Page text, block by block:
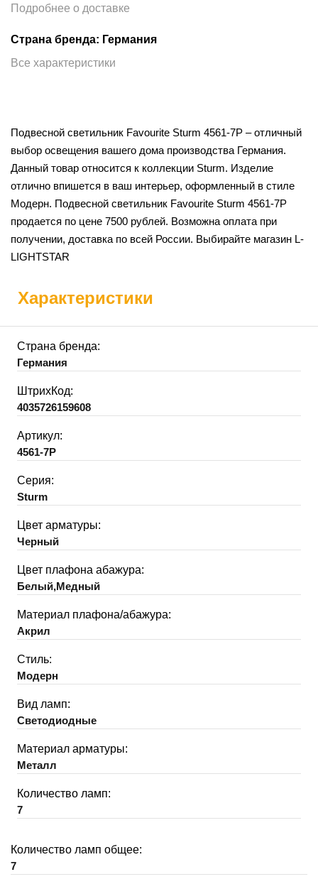
Подробнее о доставке
Страна бренда: Германия
Все характеристики
Подвесной светильник Favourite Sturm 4561-7P – отличный
выбор освещения вашего дома производства Германия.
Данный товар относится к коллекции Sturm. Изделие
отлично впишется в ваш интерьер, оформленный в стиле
Модерн. Подвесной светильник Favourite Sturm 4561-7P
продается по цене 7500 рублей. Возможна оплата при
получении, доставка по всей России. Выбирайте магазин L-
LIGHTSTAR
Характеристики
Страна бренда:
Германия
ШтрихКод:
4035726159608
Артикул:
4561-7P
Серия:
Sturm
Цвет арматуры:
Черный
Цвет плафона абажура:
Белый,Медный
Материал плафона/абажура:
Акрил
Стиль:
Модерн
Вид ламп:
Светодиодные
Материал арматуры:
Металл
Количество ламп:
7
Количество ламп общее:
7